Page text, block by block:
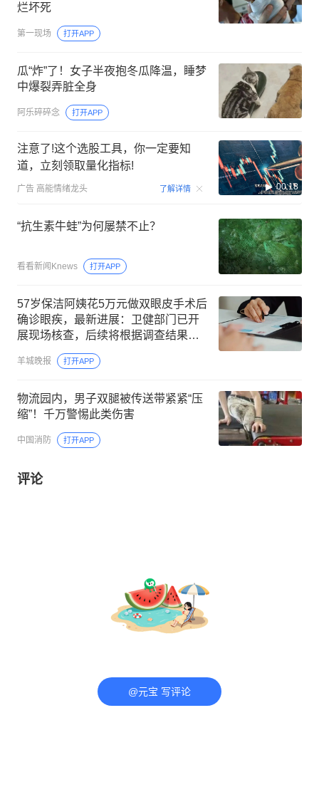
烂坏死
第一现场 打开APP
瓜“炸”了！女子半夜抱冬瓜降温，睡梦
中爆裂弄脏全身
阿乐碎碎念 打开APP
注意了!这个选股工具，你一定要知
道，立刻领取量化指标!
广告 高能情绪龙头 了解详情 00:18
“抗生素牛蛙”为何屡禁不止？
看看新闻Knews 打开APP
57岁保洁阿姨花5万元做双眼皮手术后
确诊眼疾，最新进展：卫健部门已开
展现场核查，后续将根据调查结果依
法依规进行处理
羊城晚报 打开APP
物流园内，男子双腿被传送带紧紧“压
缩”！千万警惕此类伤害
中国消防 打开APP
评论
@元宝 写评论